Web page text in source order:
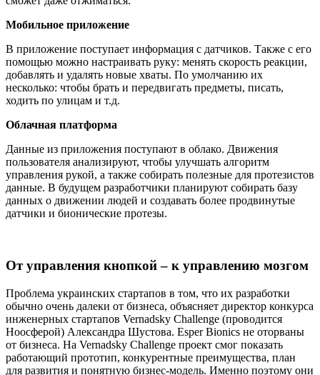
Мобильное приложение
В приложение поступает информация с датчиков. Также с его
помощью можно настраивать руку: менять скорость реакции,
добавлять и удалять новые хваты. По умолчанию их
несколько: чтобы брать и передвигать предметы, писать,
ходить по улицам и т.д.
Облачная платформа
Данные из приложения поступают в облако. Движения
пользователя анализируют, чтобы улучшать алгоритм
управления рукой, а также собирать полезные для протезистов
данные. В будущем разработчики планируют собирать базу
данных о движении людей и создавать более продвинутые
датчики и бионические протезы.
От управления кнопкой – к управлению мозгом
Проблема украинских стартапов в том, что их разработки
обычно очень далеки от бизнеса, объясняет директор конкурса
инженерных стартапов Vernadsky Challenge (проводится
Ноосферой) Александра Шустова. Esper Bionics не оторваны
от бизнеса. На Vernadsky Challenge проект смог показать
работающий прототип, конкурентные преимущества, план
для развития и понятную бизнес-модель. Именно поэтому они